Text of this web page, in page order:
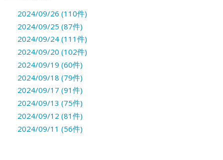
2024/09/26 (110件)
2024/09/25 (87件)
2024/09/24 (111件)
2024/09/20 (102件)
2024/09/19 (60件)
2024/09/18 (79件)
2024/09/17 (91件)
2024/09/13 (75件)
2024/09/12 (81件)
2024/09/11 (56件)